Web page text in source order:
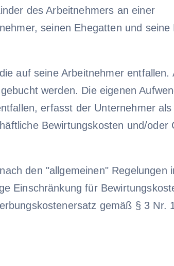
des Arbeitnehmers an einer
seinen Ehegatten und seine
auf seine Arbeitnehmer entfallen.
werden. Die eigenen
erfasst der Unternehmer als
Bewirtungskosten und/oder
den "allgemeinen" Regelungen
Einschränkung für
gemäß § 3 Nr.